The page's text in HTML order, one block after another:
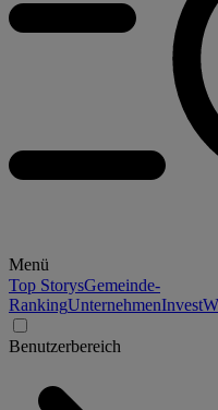
Menü
Top StorysGemeinde-
RankingUnternehmenInvest
Benutzerbereich